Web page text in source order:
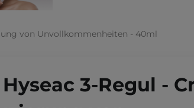
von Unvollkommenheiten - 40ml
3-Regul -